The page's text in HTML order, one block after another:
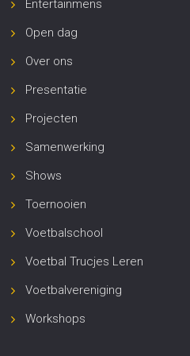
hebben genoten van zijn skills
Entertainmens
Open dag
Over ons
Presentatie
Projecten
Samenwerking
Shows
Toernooien
Voetbalschool
Voetbal Trucjes Leren
Voetbalvereniging
Workshops